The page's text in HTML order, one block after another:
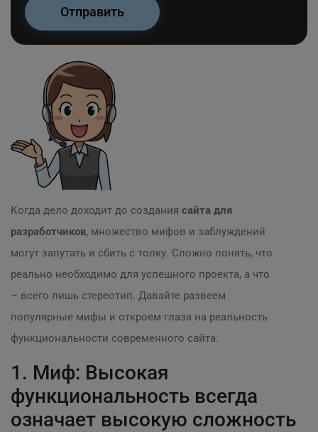
Когда дело доходит до создания сайта для
разработчиков, множество мифов и заблуждений
могут запутать и сбить с толку. Сложно понять, что
реально необходимо для успешного проекта, а что
– всего лишь стереотип. Давайте развеем
популярные мифы и откроем глаза на реальность
функциональности современного сайта.
1. Миф: Высокая
функциональность всегда
означает высокую сложность